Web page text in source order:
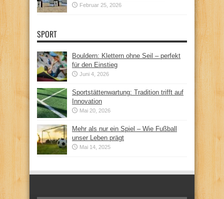
Februar 25, 2026
SPORT
Bouldern: Klettern ohne Seil – perfekt
für den Einstieg
Juni 4, 2026
Sportstättenwartung: Tradition trifft auf
Innovation
Mai 20, 2026
Mehr als nur ein Spiel – Wie Fußball
unser Leben prägt
Mai 14, 2025